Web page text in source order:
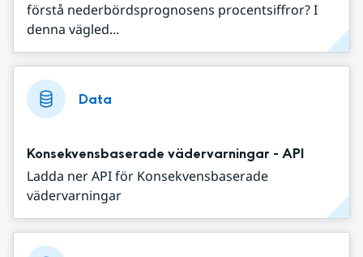
förstå nederbördsprognosens procentsiffror? I
denna vägled...
Data
Konsekvensbaserade vädervarningar - API
Ladda ner API för Konsekvensbaserade
vädervarningar